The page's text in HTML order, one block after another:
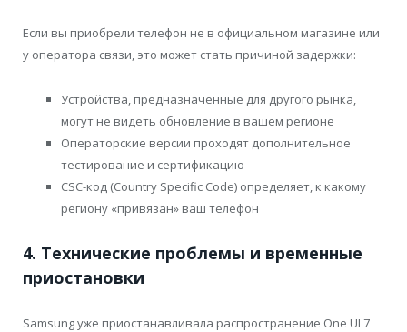
Если вы приобрели телефон не в официальном магазине или
у оператора связи, это может стать причиной задержки:
Устройства, предназначенные для другого рынка,
могут не видеть обновление в вашем регионе
Операторские версии проходят дополнительное
тестирование и сертификацию
CSC-код (Country Specific Code) определяет, к какому
региону «привязан» ваш телефон
4. Технические проблемы и временные
приостановки
Samsung уже приостанавливала распространение One UI 7